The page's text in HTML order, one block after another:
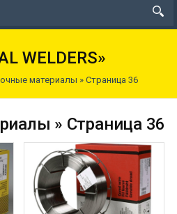
WELDERS»
материалы » Страница 36
» Страница 36